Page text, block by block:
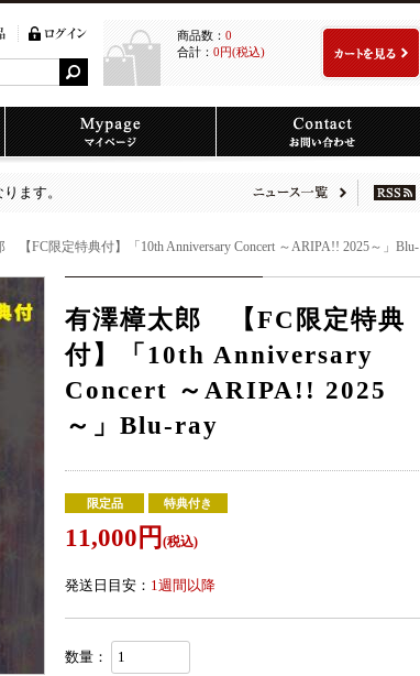
商品数： 0
合計： 0円(税込)
ます。
【FC限定特典付】「10th Anniversary Concert ～ARIPA!! 2025～」Blu-
有澤樟太郎 【FC限定特典
付】「10th Anniversary
Concert ～ARIPA!! 2025
～」Blu-ray
限定品 特典付き
11,000 円 (税込)
発送日目安： 1週間以降
数量：